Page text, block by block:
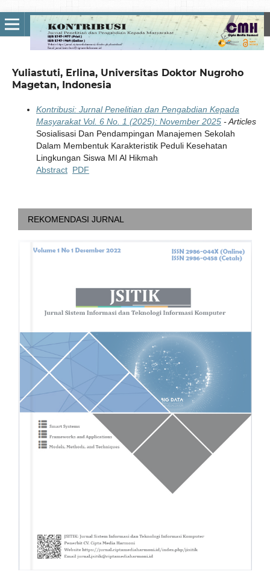
Yuliastuti, Erlina, Universitas Doktor Nugroho
Magetan, Indonesia
Kontribusi: Jurnal Penelitian dan Pengabdian Kepada
Masyarakat Vol. 6 No. 1 (2025): November 2025- Articles
Sosialisasi Dan Pendampingan Manajemen Sekolah
Dalam Membentuk Karakteristik Peduli Kesehatan
Lingkungan Siswa MI Al Hikmah
Abstract PDF
REKOMENDASI JURNAL